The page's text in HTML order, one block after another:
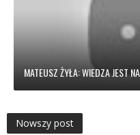
MATEUSZ ŻYŁA: WIEDZA JEST
Nowszy post